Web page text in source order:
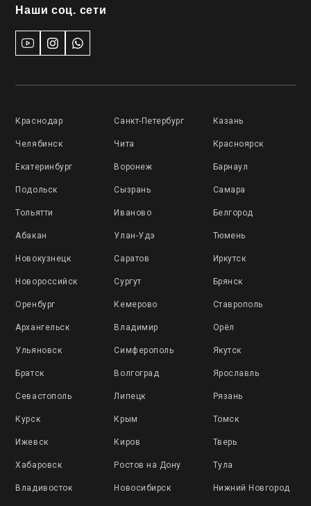
Наши соц. сети
Краснодар Санкт-Петербург Казань
Челябинск Чита Красноярск
Екатеринбург Воронеж Барнаул
Подольск Сызрань Самара
Тольятти Иваново Белгород
Абакан Улан-Удэ Тюмень
Новокузнецк Саратов Иркутск
Новороссийск Сургут Брянск
Оренбург Кемерово Ставрополь
Архангельск Владимир Орёл
Ульяновск Симферополь Якутск
Братск Волгоград Ярославль
Севастополь Липецк Рязань
Курск Крым Томск
Ижевск Киров Тверь
Хабаровск Ростов на Дону Тула
Владивосток Новосибирск Нижний Новгород